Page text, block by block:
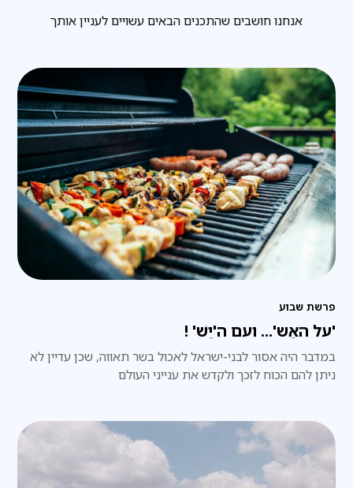
אנחנו חושבים שהתכנים הבאים עשויים לעניין אותך
פרשת שבוע
'על האֵש'... ועם ה'יֵשׁ' !
במדבר היה אסור לבני-ישראל לאכול בשר תאווה, שכן עדיין לא
ניתן להם הכוח לזכך ולקדש את ענייני העולם